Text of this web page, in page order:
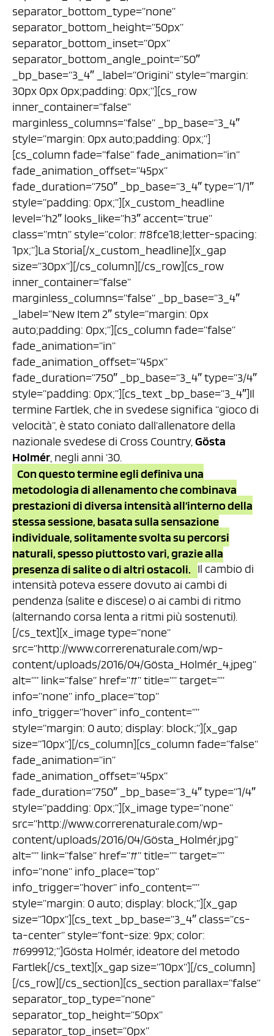
separator_bottom_type=”none”
separator_bottom_height=”50px”
separator_bottom_inset=”0px”
separator_bottom_angle_point=”50″
_bp_base=”3_4″ _label=”Origini” style=”margin:
30px 0px 0px;padding: 0px;”][cs_row
inner_container=”false”
marginless_columns=”false” _bp_base=”3_4″
style=”margin: 0px auto;padding: 0px;”]
[cs_column fade=”false” fade_animation=”in”
fade_animation_offset=”45px”
fade_duration=”750″ _bp_base=”3_4″ type=”1/1″
style=”padding: 0px;”][x_custom_headline
level=”h2″ looks_like=”h3″ accent=”true”
class=”mtn” style=”color: #8fce18;letter-spacing:
1px;”]La Storia[/x_custom_headline][x_gap
size=”30px”][/cs_column][/cs_row][cs_row
inner_container=”false”
marginless_columns=”false” _bp_base=”3_4″
_label=”New Item 2″ style=”margin: 0px
auto;padding: 0px;”][cs_column fade=”false”
fade_animation=”in”
fade_animation_offset=”45px”
fade_duration=”750″ _bp_base=”3_4″ type=”3/4″
style=”padding: 0px;”][cs_text _bp_base=”3_4″]Il
termine Fartlek, che in svedese significa “gioco di
velocità”, è stato coniato dall’allenatore della
nazionale svedese di Cross Country,Gösta
Holmér, negli anni ‘30.
Con questo termine egli definiva una
metodologia di allenamento che combinava
prestazioni di diversa intensità all’interno della
stessa sessione, basata sulla sensazione
individuale, solitamente svolta su percorsi
naturali, spesso piuttosto vari, grazie alla
presenza di salite o di altri ostacoli. Il cambio di
intensità poteva essere dovuto ai cambi di
pendenza (salite e discese) o ai cambi di ritmo
(alternando corsa lenta a ritmi più sostenuti).
[/cs_text][x_image type=”none”
src=”http://www.correrenaturale.com/wp-
content/uploads/2016/04/Gösta_Holmér_4.jpeg”
alt=”” link=”false” href=”#” title=”” target=””
info=”none” info_place=”top”
info_trigger=”hover” info_content=””
style=”margin: 0 auto; display: block;”][x_gap
size=”10px”][/cs_column][cs_column fade=”false”
fade_animation=”in”
fade_animation_offset=”45px”
fade_duration=”750″ _bp_base=”3_4″ type=”1/4″
style=”padding: 0px;”][x_image type=”none”
src=”http://www.correrenaturale.com/wp-
content/uploads/2016/04/Gösta_Holmér.jpg”
alt=”” link=”false” href=”#” title=”” target=””
info=”none” info_place=”top”
info_trigger=”hover” info_content=””
style=”margin: 0 auto; display: block;”][x_gap
size=”10px”][cs_text _bp_base=”3_4″ class=”cs-
ta-center” style=”font-size: 9px; color:
#699912;”]Gösta Holmér, ideatore del metodo
Fartlek[/cs_text][x_gap size=”10px”][/cs_column]
[/cs_row][/cs_section][cs_section parallax=”false”
separator_top_type=”none”
separator_top_height=”50px”
separator_top_inset=”0px”